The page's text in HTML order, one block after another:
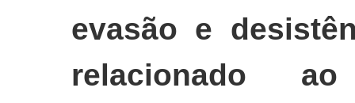
evasão e
relacionado